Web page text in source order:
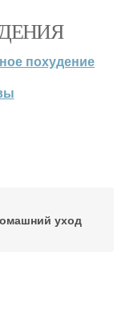
похудение
уход